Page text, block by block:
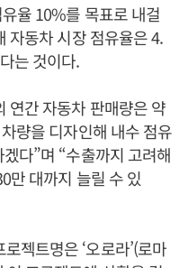
율 10%를 목표로 내걸
자동차 시장 점유율은 4.
는 것이다.
연간 자동차 판매량은 약
량을 디자인해 내수 점유
다”며 “수출까지 고려해
만 대까지 늘릴 수 있
젝트명은 ‘오로라’(로마